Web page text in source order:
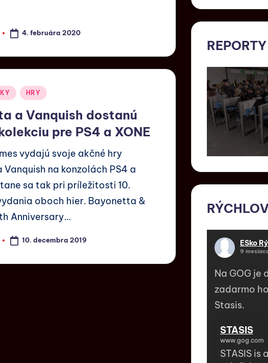
4. februára 2020
HRY
a Vanquish dostanú
pre PS4 a XONE
vydajú svoje akčné hry
na konzolách PS4 a
sa tak pri príležitosti 10.
oboch hier. Bayonetta &
Anniversary…
10. decembra 2019 ESko
9
Na GOG je
zadarmo
Stasis.
STASIS
www.gog.com
STASIS